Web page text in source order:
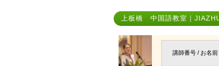
上板橋 中国語教室｜
講師番号 / お名前